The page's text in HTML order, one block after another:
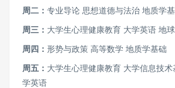
周二： 专业导论 思想道德与法治 地质学
周三： 大学生心理健康教育 大学英语 地
周四： 形势与政策 高等数学 地质学基础
周五： 大学生心理健康教育 大学信息技
学英语